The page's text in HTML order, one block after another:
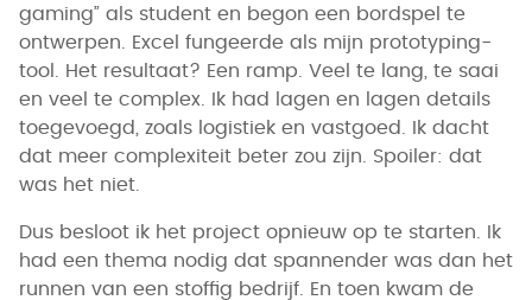
gaming” als student en begon een bordspel te
ontwerpen. Excel fungeerde als mijn prototyping-
tool. Het resultaat? Een ramp. Veel te lang, te saai
en veel te complex. Ik had lagen en lagen details
toegevoegd, zoals logistiek en vastgoed. Ik dacht
dat meer complexiteit beter zou zijn. Spoiler: dat
was het niet.
Dus besloot ik het project opnieuw op te starten. Ik
had een thema nodig dat spannender was dan het
runnen van een stoffig bedrijf. En toen kwam de